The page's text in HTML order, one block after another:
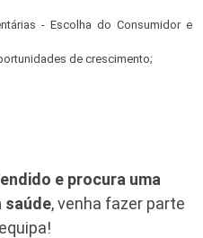
- Escolha do Consumidor e
de crescimento;
e procura uma
saúde, venha fazer parte